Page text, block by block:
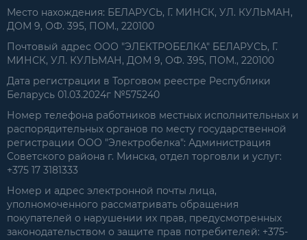
Место нахождения: БЕЛАРУСЬ, Г. МИНСК, УЛ. КУЛЬМАН,
ДОМ 9, ОФ. 395, ПОМ., 220100
Почтовый адрес ООО "ЭЛЕКТРОБЕЛКА" БЕЛАРУСЬ, Г.
МИНСК, УЛ. КУЛЬМАН, ДОМ 9, ОФ. 395, ПОМ., 220100
Дата регистрации в Торговом реестре Республики
Беларусь 01.03.2024г №575240
Номер телефона работников местных исполнительных и
распорядительных органов по месту государственной
регистрации ООО "Электробелка": Администрация
Советского района г. Минска, отдел торговли и услуг:
+375 17 3181333
Номер и адрес электронной почты лица,
уполномоченного рассматривать обращения
покупателей о нарушении их прав, предусмотренных
законодательством о защите прав потребителей: +375-